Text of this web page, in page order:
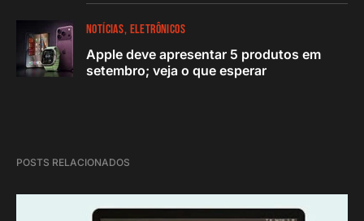
NOTÍCIAS ELETRÔNICOS
Apple deve apresentar 5 produtos em
setembro; veja o que esperar
POSTS RELACIONADOS